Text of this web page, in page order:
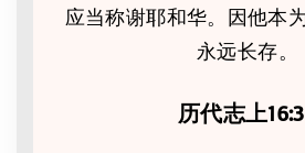
应当称谢耶和华。因他本
永远长存。
历代志上